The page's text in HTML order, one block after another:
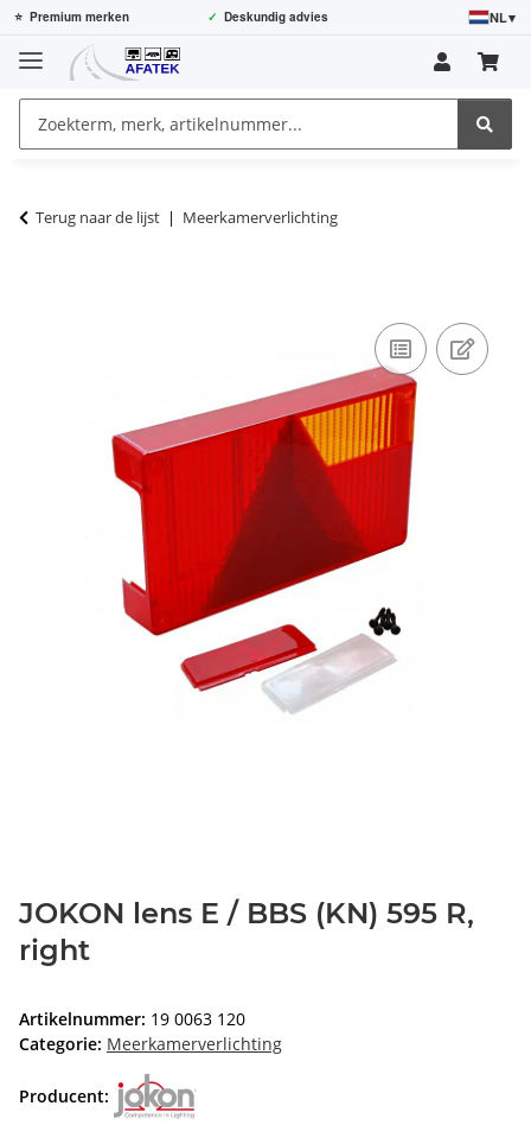
⭐ Premium merken ✓ Deskundig advies NL▾
Terug naar de lijst Meerkamerverlichting
JOKON lens E / BBS (KN) 595 R,
right
Artikelnummer: 19 0063 120
Categorie: Meerkamerverlichting
Producent: